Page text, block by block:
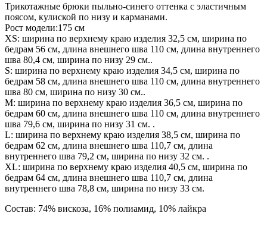
Трикотажные брюки пыльно-синего оттенка с эластичным
поясом, кулиской по низу и карманами.
Рост модели:175 см
XS: ширина по верхнему краю изделия 32,5 см, ширина по
бедрам 56 см, длина внешнего шва 110 см, длина внутреннего
шва 80,4 см, ширина по низу 29 см..
S: ширина по верхнему краю изделия 34,5 см, ширина по
бедрам 58 см, длина внешнего шва 110 см, длина внутреннего
шва 80 см, ширина по низу 30 см..
М: ширина по верхнему краю изделия 36,5 см, ширина по
бедрам 60 см, длина внешнего шва 110 см, длина внутреннего
шва 79,6 см, ширина по низу 31 см. .
L: ширина по верхнему краю изделия 38,5 см, ширина по
бедрам 62 см, длина внешнего шва 110,7 см, длина
внутреннего шва 79,2 см, ширина по низу 32 см. .
XL: ширина по верхнему краю изделия 40,5 см, ширина по
бедрам 64 см, длина внешнего шва 110,7 см, длина
внутреннего шва 78,8 см, ширина по низу 33 см.
Состав: 74% вискоза, 16% полиамид, 10% лайкра